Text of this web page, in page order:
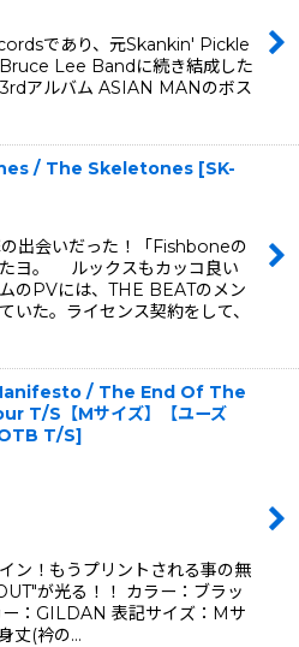
であり、元Skankin' Pickle
Lee Bandに続き結成した
アルバム ASIAN MANのボス
/ The Skeletones [SK-
出会いだった！「Fishboneの
ヨ。 ルックスもカッコ良い
のPVには、THE BEATのメン
いた。ライセンス契約をして、
/ The End Of The
T/S【Mサイズ】【ユーズ
T/S]
ン！もうプリントされる事の無
が光る！！ カラー：ブラッ
ー：GILDAN 表記サイズ：Mサ
丈(衿の…